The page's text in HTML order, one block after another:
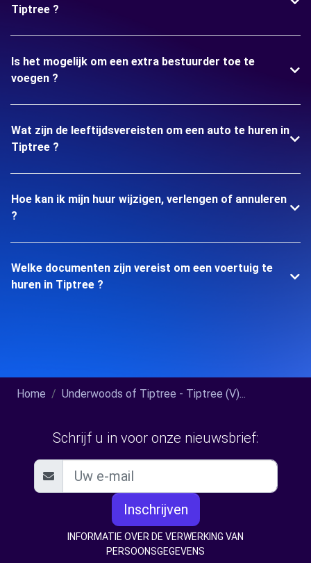
Tiptree ?
Is het mogelijk om een extra bestuurder toe te
voegen ?
Wat zijn de leeftijdsvereisten om een auto te huren in
Tiptree ?
Hoe kan ik mijn huur wijzigen, verlengen of annuleren
?
Welke documenten zijn vereist om een voertuig te
huren in Tiptree ?
Home Underwoods of Tiptree - Tiptree (V)...
Schrijf u in voor onze nieuwsbrief:
Inschrijven
INFORMATIE OVER DE VERWERKING VAN
PERSOONSGEGEVENS